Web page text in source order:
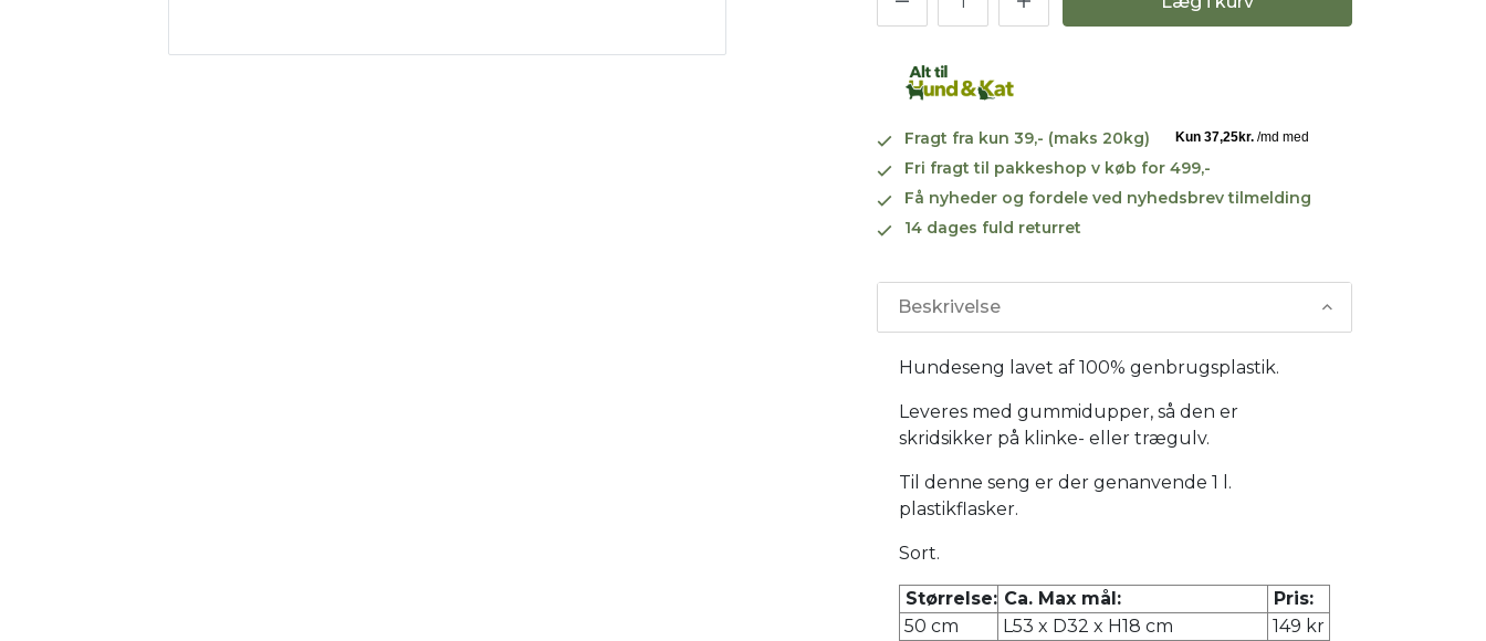
Fragt fra kun 39,- (maks 20kg)
Fri fragt til pakkeshop v køb for 499,-
Få nyheder og fordele ved nyhedsbrev tilmelding
14 dages fuld returret
Beskrivelse
Hundeseng lavet af 100% genbrugsplastik.
Leveres med gummidupper, så den er
skridsikker på klinke- eller trægulv.
Til denne seng er der genanvende 1 l.
plastikflasker.
Sort.
Størrelse: Ca. Max mål:
Pris:
50 cm
L53 x D32 x H18 cm
149 kr